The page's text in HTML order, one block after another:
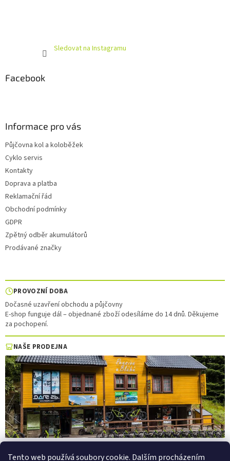
Tento web používá soubory cookie. Dalším procházením
Sledovat na Instagramu
Facebook
Informace pro vás
Půjčovna kol a koloběžek
Cyklo servis
Kontakty
Doprava a platba
Reklamační řád
Obchodní podmínky
GDPR
Zpětný odběr akumulátorů
Prodávané značky
PROVOZNÍ DOBA
Dočasné uzavření obchodu a půjčovny
E-shop funguje dál – objednané zboží odesíláme do 14 dnů. Děkujeme
za pochopení.
NAŠE PRODEJNA